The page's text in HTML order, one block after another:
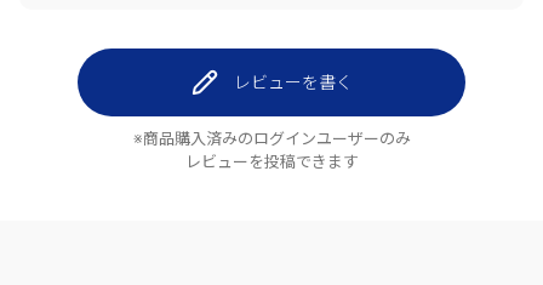
レビューを書く
※商品購入済みのログインユーザーのみ
レビューを投稿できます